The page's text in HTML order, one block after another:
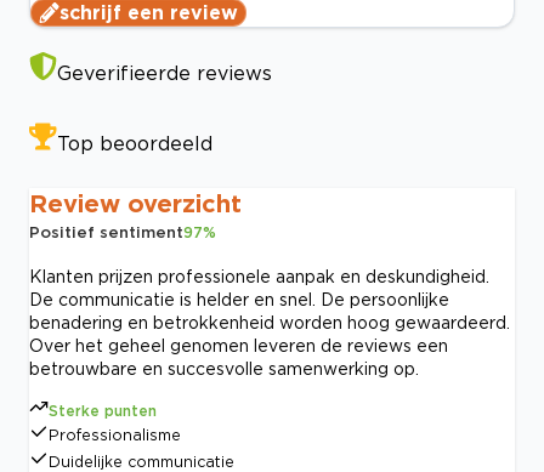
schrijf een review
Geverifieerde reviews
Top beoordeeld
Review overzicht
Positief sentiment97%
Klanten prijzen professionele aanpak en deskundigheid.
De communicatie is helder en snel. De persoonlijke
benadering en betrokkenheid worden hoog gewaardeerd.
Over het geheel genomen leveren de reviews een
betrouwbare en succesvolle samenwerking op.
Sterke punten
Professionalisme
Duidelijke communicatie